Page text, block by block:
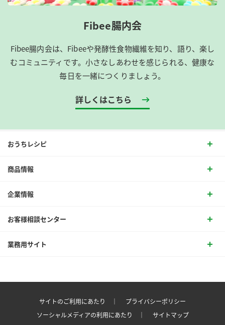
Fibee腸内会
Fibee腸内会は、​Fibeeや発酵性食物繊維を知り、語り、楽し
むコミュニティです。​小さなしあわせを感じられる、健康な
毎日を一緒につくりましょう。
詳しくはこちら
おうちレシピ
商品情報
企業情報
お客様相談センター
業務用サイト
サイトのご利用にあたり ｜
プライバシーポリシー
ソーシャルメディアの利用にあたり ｜
サイトマップ